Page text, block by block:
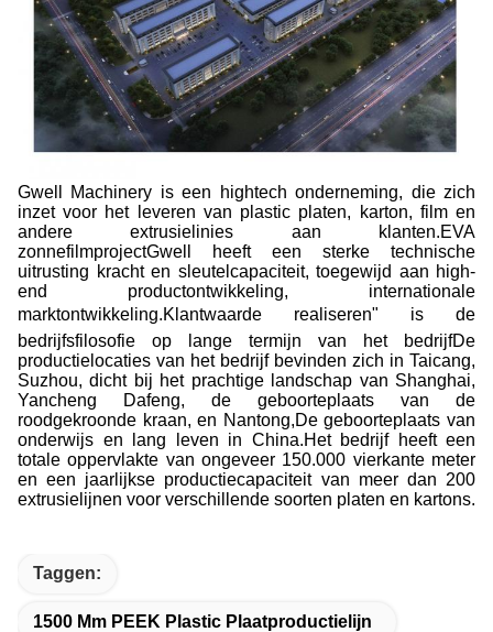
Gwell Machinery is een hightech onderneming, die zich
inzet voor het leveren van plastic platen, karton, film en
andere extrusielinies aan klanten.EVA
zonnefilmprojectGwell heeft een sterke technische
uitrusting kracht en sleutelcapaciteit, toegewijd aan high-
end productontwikkeling, internationale
marktontwikkeling.Klantwaarde realiseren" is de
bedrijfsfilosofie op lange termijn van het bedrijfDe
productielocaties van het bedrijf bevinden zich in Taicang,
Suzhou, dicht bij het prachtige landschap van Shanghai,
Yancheng Dafeng, de geboorteplaats van de
roodgekroonde kraan, en Nantong,De geboorteplaats van
onderwijs en lang leven in China.Het bedrijf heeft een
totale oppervlakte van ongeveer 150.000 vierkante meter
en een jaarlijkse productiecapaciteit van meer dan 200
extrusielijnen voor verschillende soorten platen en kartons.
Taggen:
1500 Mm PEEK Plastic Plaatproductielijn